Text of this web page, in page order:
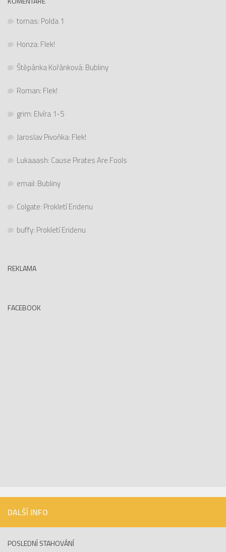
tomas: Polda 1
Honza: Flek!
Štěpánka Kořánková: Bubliny
Roman: Flek!
grim: Elvíra 1-5
Jaroslav Pivoňka: Flek!
Lukaaash: Cause Pirates Are Fools
email: Bubliny
Colgate: Prokletí Eridenu
buffy: Prokletí Eridenu
REKLAMA
FACEBOOK
DALŠÍ INFO
POSLEDNÍ STAHOVÁNÍ